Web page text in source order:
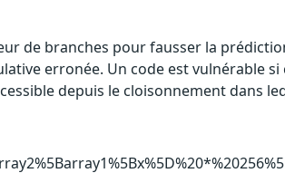
de branches pour fausser la
erronée. Un code est vulnérable
depuis le cloisonnement dans